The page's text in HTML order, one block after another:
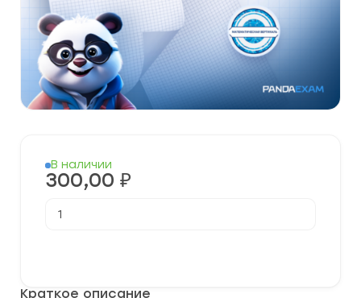
Краткое описание
В наличии
300,00 ₽
товара
геометрии